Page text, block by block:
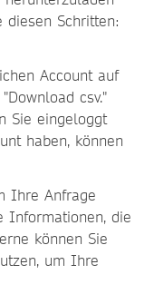
Schritten:
Account auf
csv."
Sie eingeloggt
haben, können
Ihre Anfrage
Informationen, die
können Sie
um Ihre